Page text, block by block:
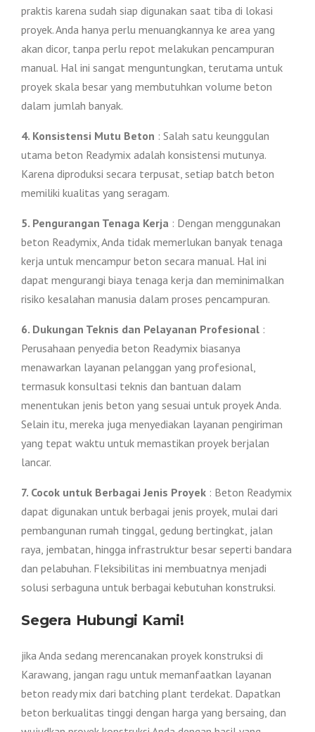
praktis karena sudah siap digunakan saat tiba di lokasi
proyek. Anda hanya perlu menuangkannya ke area yang
akan dicor, tanpa perlu repot melakukan pencampuran
manual. Hal ini sangat menguntungkan, terutama untuk
proyek skala besar yang membutuhkan volume beton
dalam jumlah banyak.
4. Konsistensi Mutu Beton : Salah satu keunggulan
utama beton Readymix adalah konsistensi mutunya.
Karena diproduksi secara terpusat, setiap batch beton
memiliki kualitas yang seragam.
5. Pengurangan Tenaga Kerja : Dengan menggunakan
beton Readymix, Anda tidak memerlukan banyak tenaga
kerja untuk mencampur beton secara manual. Hal ini
dapat mengurangi biaya tenaga kerja dan meminimalkan
risiko kesalahan manusia dalam proses pencampuran.
6. Dukungan Teknis dan Pelayanan Profesional :
Perusahaan penyedia beton Readymix biasanya
menawarkan layanan pelanggan yang profesional,
termasuk konsultasi teknis dan bantuan dalam
menentukan jenis beton yang sesuai untuk proyek Anda.
Selain itu, mereka juga menyediakan layanan pengiriman
yang tepat waktu untuk memastikan proyek berjalan
lancar.
7. Cocok untuk Berbagai Jenis Proyek : Beton Readymix
dapat digunakan untuk berbagai jenis proyek, mulai dari
pembangunan rumah tinggal, gedung bertingkat, jalan
raya, jembatan, hingga infrastruktur besar seperti bandara
dan pelabuhan. Fleksibilitas ini membuatnya menjadi
solusi serbaguna untuk berbagai kebutuhan konstruksi.
Segera Hubungi Kami!
jika Anda sedang merencanakan proyek konstruksi di
Karawang, jangan ragu untuk memanfaatkan layanan
beton ready mix dari batching plant terdekat. Dapatkan
beton berkualitas tinggi dengan harga yang bersaing, dan